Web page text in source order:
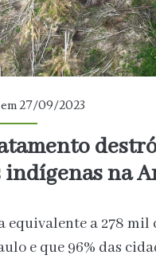
27/09/2023
na
equivalente a 278
e que 96% das